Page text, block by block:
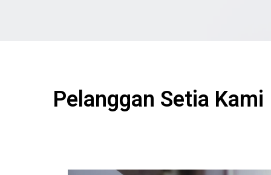
Pelanggan Setia Kami